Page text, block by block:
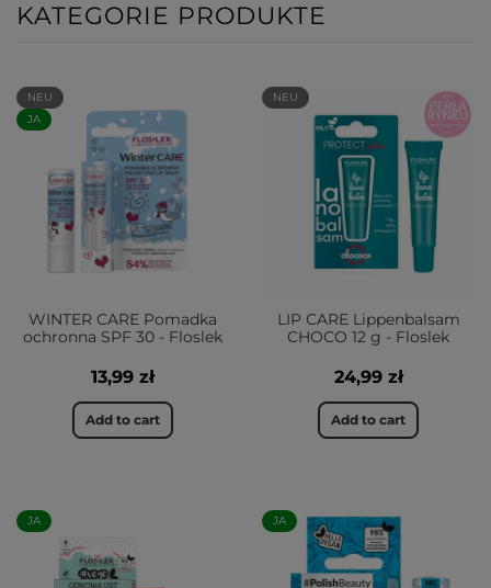
KATEGORIE PRODUKTE
NEU
JA
WINTER CARE Pomadka
ochronna SPF 30 - Floslek
13,99 zł
Add to cart
NEU
LIP CARE Lippenbalsam
CHOCO 12 g - Floslek
24,99 zł
Add to cart
JA JA